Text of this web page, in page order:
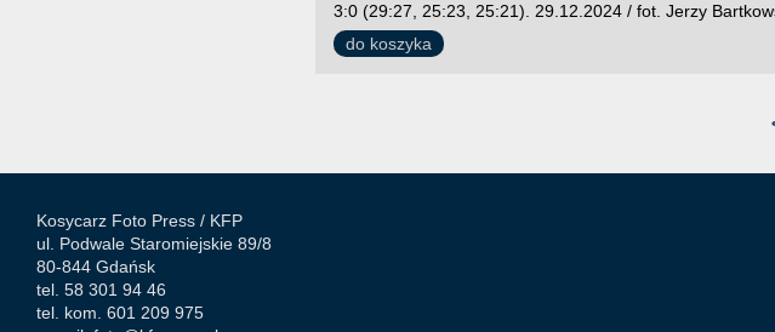
3:0 (29:27, 25:23, 25:21). 29.12.2024 / fot. Jerzy
do koszyka
Kosycarz Foto Press / KFP
ul. Podwale Staromiejskie 89/8
80-844 Gdańsk
tel. 58 301 94 46
tel. kom. 601 209 975